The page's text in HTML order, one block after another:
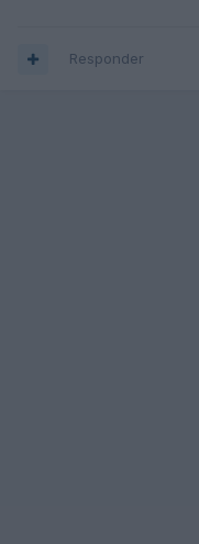
Responder